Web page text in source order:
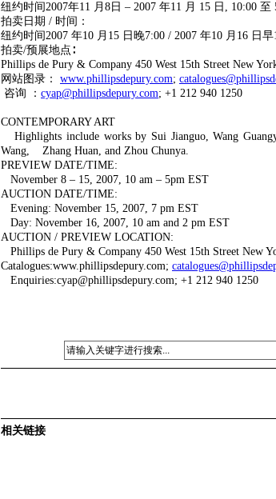
纽约时间2007年11 月8日 – 2007 年11 月 15 日, 10:00 至
拍卖日期 / 时间：
纽约时间2007 年10 月15 日晚7:00 / 2007 年10 月16 日早
拍卖/预展地点∶
Phillips de Pury & Company 450 West 15th Street New
网站图录： www.phillipsdepury.com;
咨询 ： cyap@phillipsdepury.com; +1 212 940 1250
CONTEMPORARY ART
Highlights include works by Sui Jianguo, Wang
Wang, Zhang Huan, and Zhou Chunya.
PREVIEW DATE/TIME:
November 8 – 15, 2007, 10 am – 5pm EST
AUCTION DATE/TIME:
Evening: November 15, 2007, 7 pm EST
Day: November 16, 2007, 10 am and 2 pm EST
AUCTION / PREVIEW LOCATION:
Phillips de Pury & Company 450 West 15th Street New
Catalogues:www.phillipsdepury.com;
Enquiries:cyap@phillipsdepury.com; +1 212 940 1250
相关链接